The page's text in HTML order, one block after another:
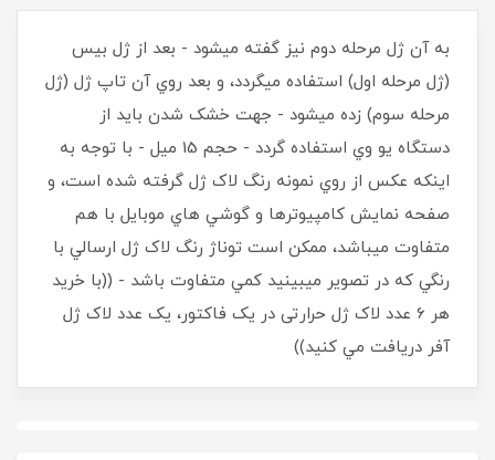
به آن ژل مرحله دوم نيز گفته ميشود - بعد از ژل بيس
(ژل مرحله اول) استفاده ميگردد، و بعد روي آن تاپ ژل (ژل
مرحله سوم) زده ميشود - جهت خشک شدن بايد از
دستگاه يو وي استفاده گردد - حجم 15 ميل - با توجه به
اينکه عکس از روي نمونه رنگ لاک ژل گرفته شده است، و
صفحه نمايش کامپيوترها و گوشي هاي موبايل با هم
متفاوت ميباشد، ممکن است توناژ رنگ لاک ژل ارسالي با
رنگي که در تصوير ميبينيد کمي متفاوت باشد - ((با خريد
هر 6 عدد لاک ژل حرارتی در يک فاکتور، يک عدد لاک ژل
آفر دريافت مي کنيد))